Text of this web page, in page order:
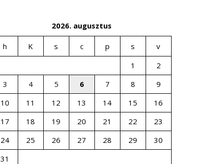
2026. augusztus
h K s c p s
v
1
2
3
4 5 6 7 8
9
10
11 12 13 14 15
16
17
18 19 20 21 22
23
24
25 26 27 28 29
30
31